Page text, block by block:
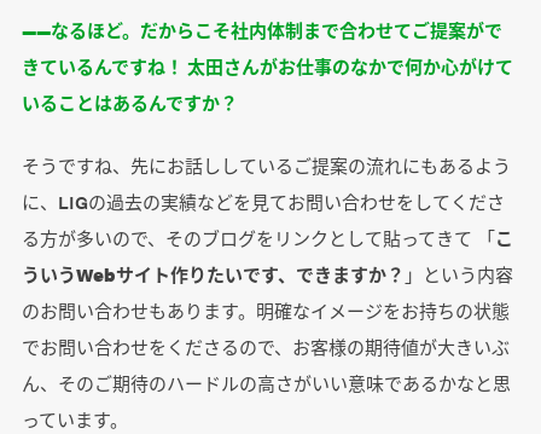
――なるほど。だからこそ社内体制まで合わせてご提案がで
きているんですね！ 太田さんがお仕事のなかで何か心がけて
いることはあるんですか？
そうですね、先にお話ししているご提案の流れにもあるよう
に、LIGの過去の実績などを見てお問い合わせをしてくださ
る方が多いので、そのブログをリンクとして貼ってきて 「こ
ういうWebサイト作りたいです、できますか？ 」という内容
のお問い合わせもあります。明確なイメージをお持ちの状態
でお問い合わせをくださるので、お客様の期待値が大きいぶ
ん、そのご期待のハードルの高さがいい意味であるかなと思
っています。